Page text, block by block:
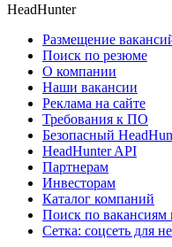
HeadHunter
Размещение
Поиск по резюме
О компании
Наши вакансии
Реклама на сайте
Требования к ПО
Безопасный
HeadHunter API
Партнерам
Инвесторам
Каталог компаний
Поиск по вакансиям
Сетка: соцсеть для